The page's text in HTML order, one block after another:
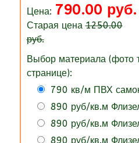
Цена: 790.00 руб.
Старая цена1250.00
руб.
Выбор материала (фото
странице):
790 кв/м ПВХ
890 руб/кв.м
890 руб/кв.м
890 руб/кв.м